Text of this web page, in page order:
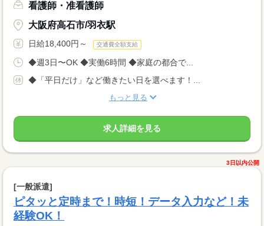
看護師・准看護師
大阪府高石市/羽衣駅
日給18,400円～ 交通費全額支給
◆週3日〜OK ◆実働6時間 ◆家庭の都合で...
◆「平日だけ」など働きたい日を選べます！...
もっと見る
求人詳細を見る
3日以内公開
[一般派遣]
ピタッと定時まで！時短！データ入力など！未
経験OK！